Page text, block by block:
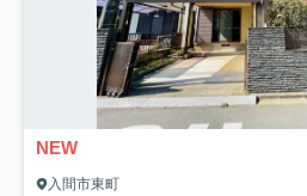
NEW
入間市東町